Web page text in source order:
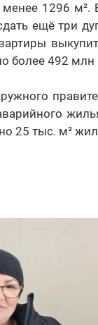
1296 м².
ещё три
более 492 млн
25 тыс. м²